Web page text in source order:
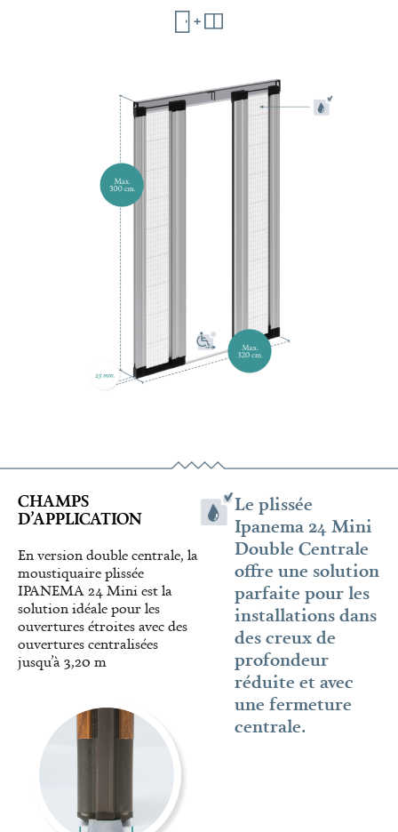
CHAMPS
D’APPLICATION
En version double centrale, la
moustiquaire plissée
IPANEMA 24 Mini est la
solution idéale pour les
ouvertures étroites avec des
ouvertures centralisées
jusqu’à 3,20 m
Le plissée
Ipanema 24 Mini
Double Centrale
offre une solution
parfaite pour les
installations dans
des creux de
profondeur
réduite et avec
une fermeture
centrale.